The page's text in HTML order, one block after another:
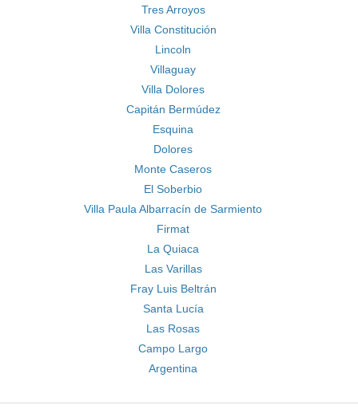
Tres Arroyos
Villa Constitución
Lincoln
Villaguay
Villa Dolores
Capitán Bermúdez
Esquina
Dolores
Monte Caseros
El Soberbio
Villa Paula Albarracín de Sarmiento
Firmat
La Quiaca
Las Varillas
Fray Luis Beltrán
Santa Lucía
Las Rosas
Campo Largo
Argentina